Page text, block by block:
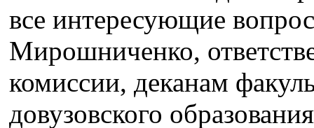
все интересующие
Мирошниченко,
комиссии, деканам
довузовского